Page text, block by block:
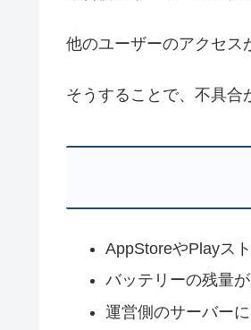
他のユーザーのアクセス
そうすることで、不具合
AppStoreやPlayス
バッテリーの残量
運営側のサーバー